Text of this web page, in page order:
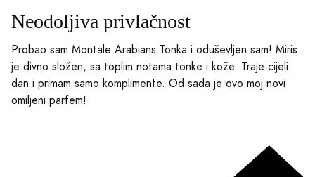
Neodoljiva privlačnost
Probao sam Montale Arabians Tonka i oduševljen sam! Miris
je divno složen, sa toplim notama tonke i kože. Traje cijeli
dan i primam samo komplimente. Od sada je ovo moj novi
omiljeni parfem!